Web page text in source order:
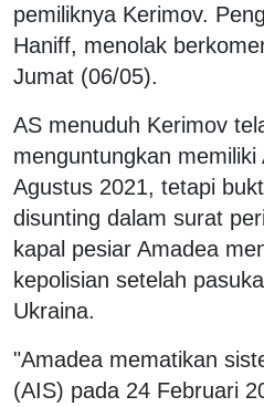
pemiliknya Kerimov.
Haniff, menolak
Jumat (06/05).
AS menuduh Kerimov
menguntungkan memiliki
Agustus 2021, tetapi
disunting dalam surat
kapal pesiar Amadea
kepolisian setelah
Ukraina.
"Amadea mematikan
(AIS) pada 24 Februari